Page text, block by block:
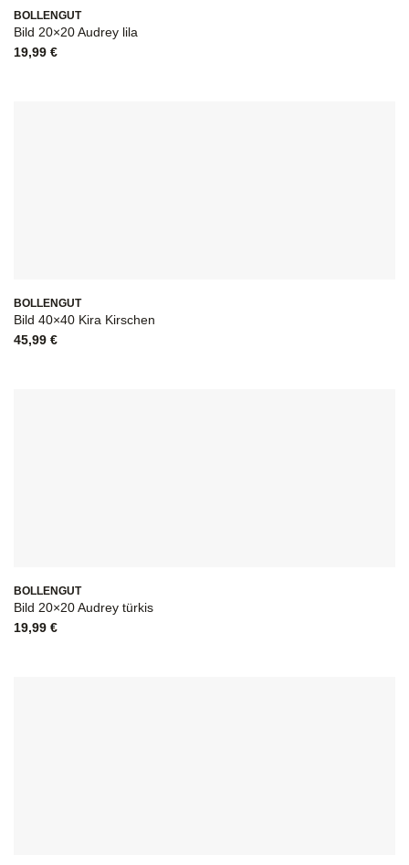
BOLLENGUT
Bild 20×20 Audrey lila
19,99 €
BOLLENGUT
Bild 40×40 Kira Kirschen
45,99 €
BOLLENGUT
Bild 20×20 Audrey türkis
19,99 €